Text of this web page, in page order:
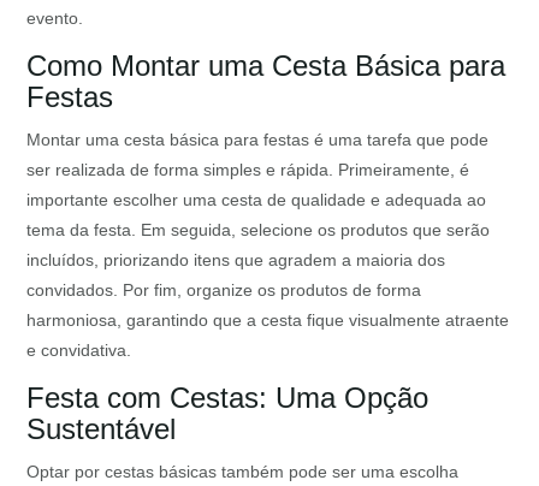
evento.
Como Montar uma Cesta Básica para
Festas
Montar uma cesta básica para festas é uma tarefa que pode
ser realizada de forma simples e rápida. Primeiramente, é
importante escolher uma cesta de qualidade e adequada ao
tema da festa. Em seguida, selecione os produtos que serão
incluídos, priorizando itens que agradem a maioria dos
convidados. Por fim, organize os produtos de forma
harmoniosa, garantindo que a cesta fique visualmente atraente
e convidativa.
Festa com Cestas: Uma Opção
Sustentável
Optar por cestas básicas também pode ser uma escolha